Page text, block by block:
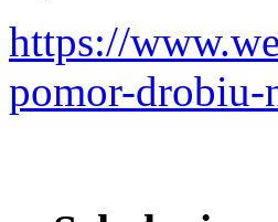
https://
pomor-drobiu-